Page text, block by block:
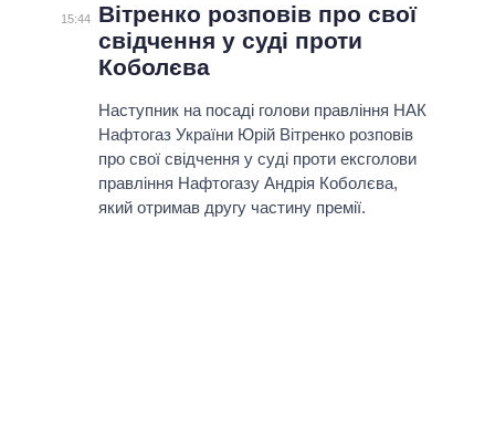
ПОДІЇ
СТАТТІ
ДУМКИ
ОГЛЯДИ
ДАЙДЖЕСТИ
ЕКОНОМІКА
СУСПІЛЬСТВО
ПОЛIТИКИ
УСІ ПОЛІТИКИ
ПРЕЗИДЕНТ І ОФІС
ВЕРХОВНА РАДА
КАБІНЕТ МІНІСТРІВ
ГОЛОВИ ОБЛАДМІНІСТРАЦІЙ
ІНФОГРАФІКА
ВІДЕО
ПІДТРИМАТИ
ПОРІВНЯННЯ ПОЛІТИКІВ
15:44
Вітренко розповів про свої
свідчення у суді проти
Коболєва
Наступник на посаді голови правління НАК
Нафтогаз України Юрій Вітренко розповів
про свої свідчення у суді проти ексголови
правління Нафтогазу Андрія Коболєва,
який отримав другу частину премії.